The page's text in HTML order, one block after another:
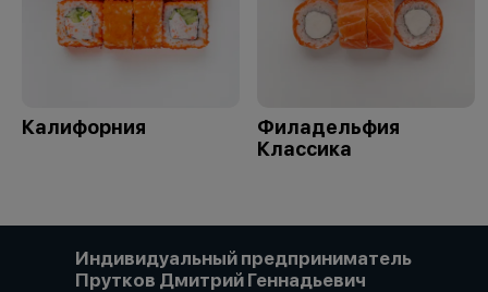
Калифорния
Филадельфия
Классика
Индивидуальный предприниматель
Прутков Дмитрий Геннадьевич